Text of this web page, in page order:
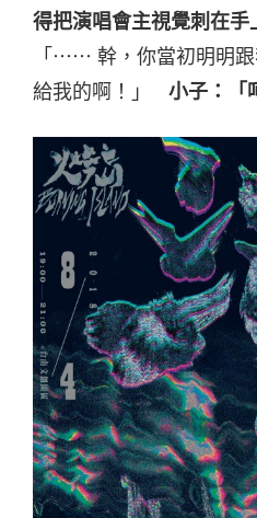
得把演唱會主視覺刺在手
「⋯⋯ 幹，你當初明明
給我的啊！」 小子：「